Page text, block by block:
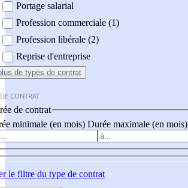
Portage salarial
Profession commerciale (1)
Profession libérale (2)
Reprise d'entreprise
de types de contrat
CONTRAT
de contrat
minimale (en mois) Durée maximale (en mois)
le filtre du type de contrat